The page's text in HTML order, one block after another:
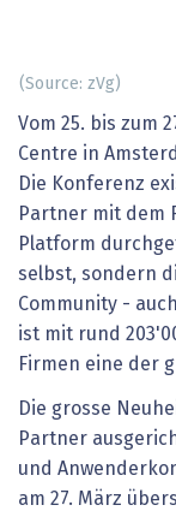
(Source: zVg)
Vom 25. bis zum
Centre in
Die Konferenz
Partner mit dem
Platform
selbst, sondern
Community -
ist mit rund
Firmen eine der
Die grosse
Partner
und
am 27. März